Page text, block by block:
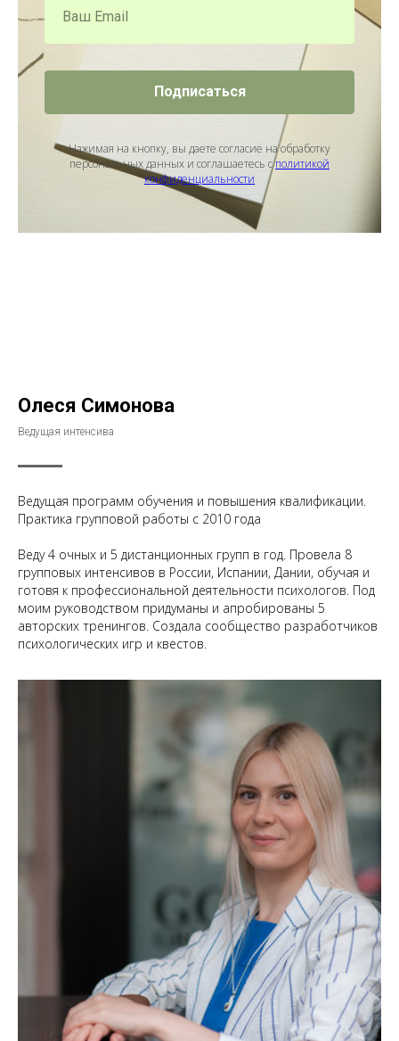
Подписаться
Нажимая на кнопку, вы даете согласие на обработку
персональных данных и соглашаетесь сполитикой
конфиденциальности
Олеся Симонова
Ведущая интенсива
Ведущая программ обучения и повышения квалификации.
Практика групповой работы с 2010 года
Веду 4 очных и 5 дистанционных групп в год. Провела 8
групповых интенсивов в России, Испании, Дании, обучая и
готовя к профессиональной деятельности психологов. Под
моим руководством придуманы и апробированы 5
авторских тренингов. Создала сообщество разработчиков
психологических игр и квестов.